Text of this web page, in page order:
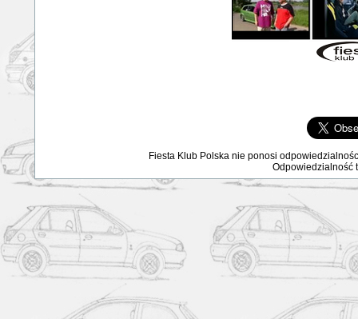
Fiesta Klub Polska nie ponosi
Odpowiedzialność